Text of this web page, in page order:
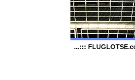
...:::